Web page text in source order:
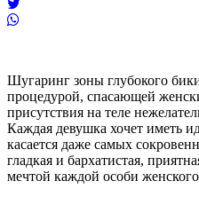
Шугаринг зоны глубокого
процедурой, спасающей
присутствия на теле
Каждая девушка хочет иметь
касается даже самых
гладкая и бархатистая,
мечтой каждой особи